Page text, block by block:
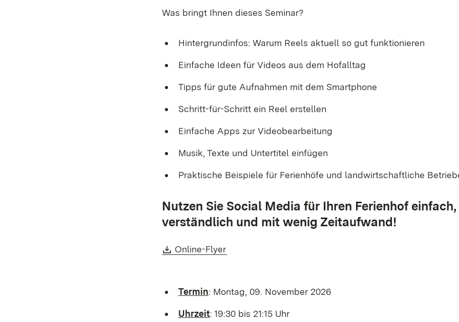
Was bringt Ihnen dieses Seminar?
Hintergrundinfos: Warum Reels aktuell so gut funktionieren
Einfache Ideen für Videos aus dem Hofalltag
Tipps für gute Aufnahmen mit dem Smartphone
Schritt-für-Schritt ein Reel erstellen
Einfache Apps zur Videobearbeitung
Musik, Texte und Untertitel einfügen
Praktische Beispiele für Ferienhöfe und landwirtschaftliche
Nutzen Sie Social Media für Ihren Ferienhof einfach,
verständlich und mit wenig Zeitaufwand!
Download:
Online-Flyer
Termin: Montag, 09. November 2026
Uhrzeit: 19:30 bis 21:15 Uhr